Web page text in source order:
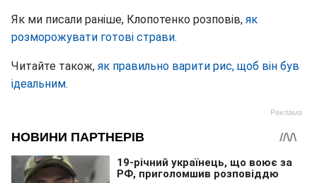
Як ми писали раніше, Клопотенко розповів, як
розморожувати готові страви.
Читайте також, як правильно варити рис, щоб він був
ідеальним.